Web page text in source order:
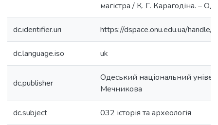
магістра / К. Г. Карагодіна. –
dc.identifier.uri https://dspace.onu.edu.ua/
dc.language.iso uk
dc.publisher
Одеський національний
Мечникова
dc.subject 032 історія та археологія